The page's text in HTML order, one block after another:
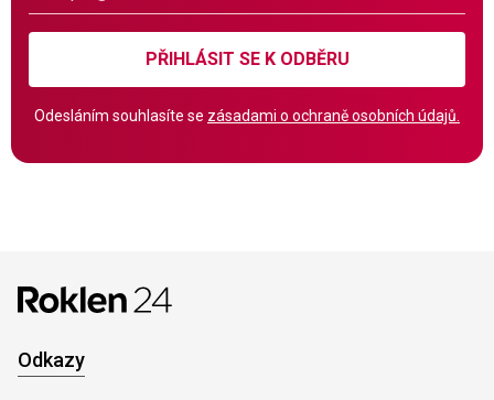
PŘIHLÁSIT SE K ODBĚRU
Odesláním souhlasíte se zásadami o ochraně osobních údajů.
Odkazy